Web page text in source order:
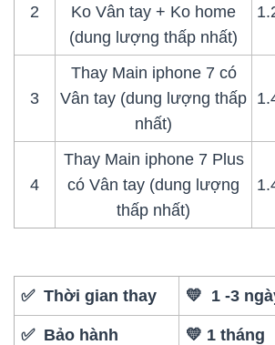
2
Ko Vân tay + Ko home
(dung lượng thấp nhất)
3
Thay Main iphone 7 có
Vân tay (dung lượng thấp
nhất)
4
Thay Main iphone 7 Plus
có Vân tay (dung lượng
thấp nhất)
✅ Thời gian thay 💛 1 -3
✅ Bảo hành 💛 1 tháng